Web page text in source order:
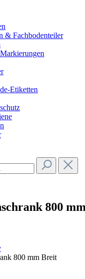
& Fachbodenteiler
Etiketten
800